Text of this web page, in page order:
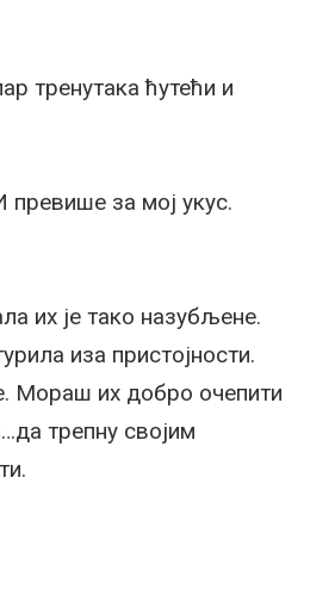
тренутака ћутећи и
за мој укус.
их је тако назубљене.
иза пристојности.
Мораш их добро очепити
трепну својим